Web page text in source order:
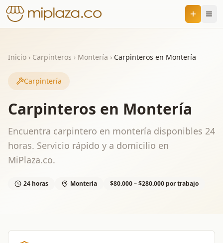
Inicio › Carpinteros › Montería › Carpinteros en Montería
Carpintería
Carpinteros en Montería
Encuentra carpintero en montería disponibles 24
horas. Servicio rápido y a domicilio en
MiPlaza.co.
24 horas Montería $80.000 – $280.000 por trabajo